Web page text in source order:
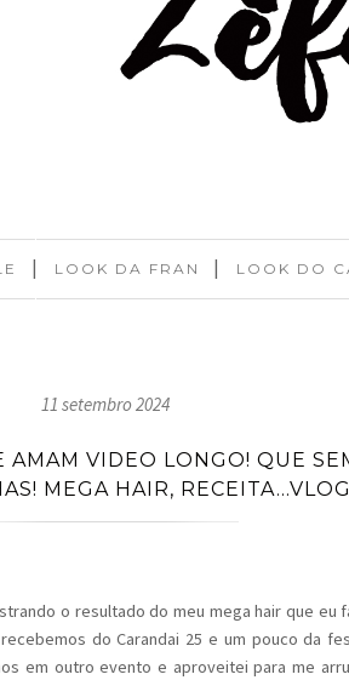
| LOOK DA FRAN | LOOK DO
11 setembro 2024
AMAM VIDEO LONGO! QUE
MEGA HAIR, RECEITA…VLOG
o resultado do meu mega hair que eu
do Carandai 25 e um pouco da
em outro evento e aproveitei para me